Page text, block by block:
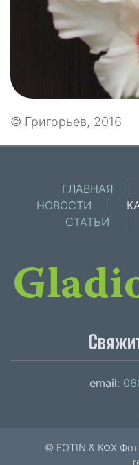
© Григорьев, 2016
ГЛАВНАЯ
НОВОСТИ
СТАТЬИ
email:
© FOTIN & КФХ